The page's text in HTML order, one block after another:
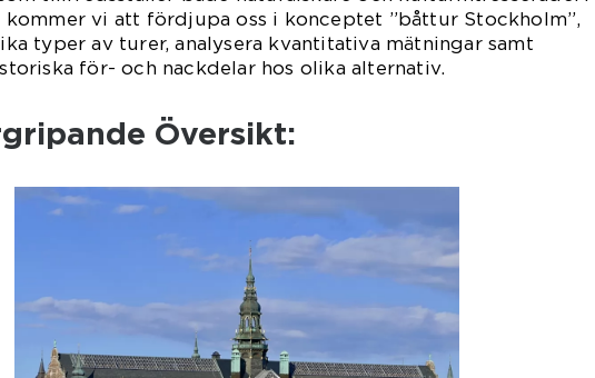
kommer vi att fördjupa oss i konceptet ”båttur Stockholm”,
typer av turer, analysera kvantitativa mätningar samt
för- och nackdelar hos olika alternativ.
Översikt: